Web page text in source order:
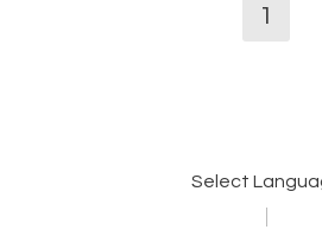
1
Select